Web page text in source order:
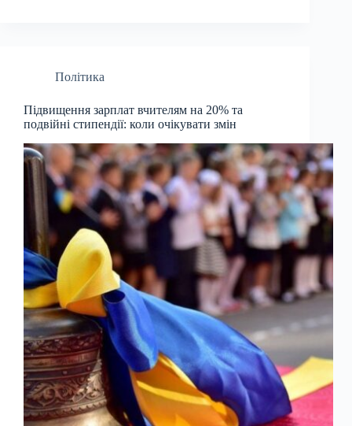
Політика
Підвищення зарплат вчителям на 20% та
подвійні стипендії: коли очікувати змін